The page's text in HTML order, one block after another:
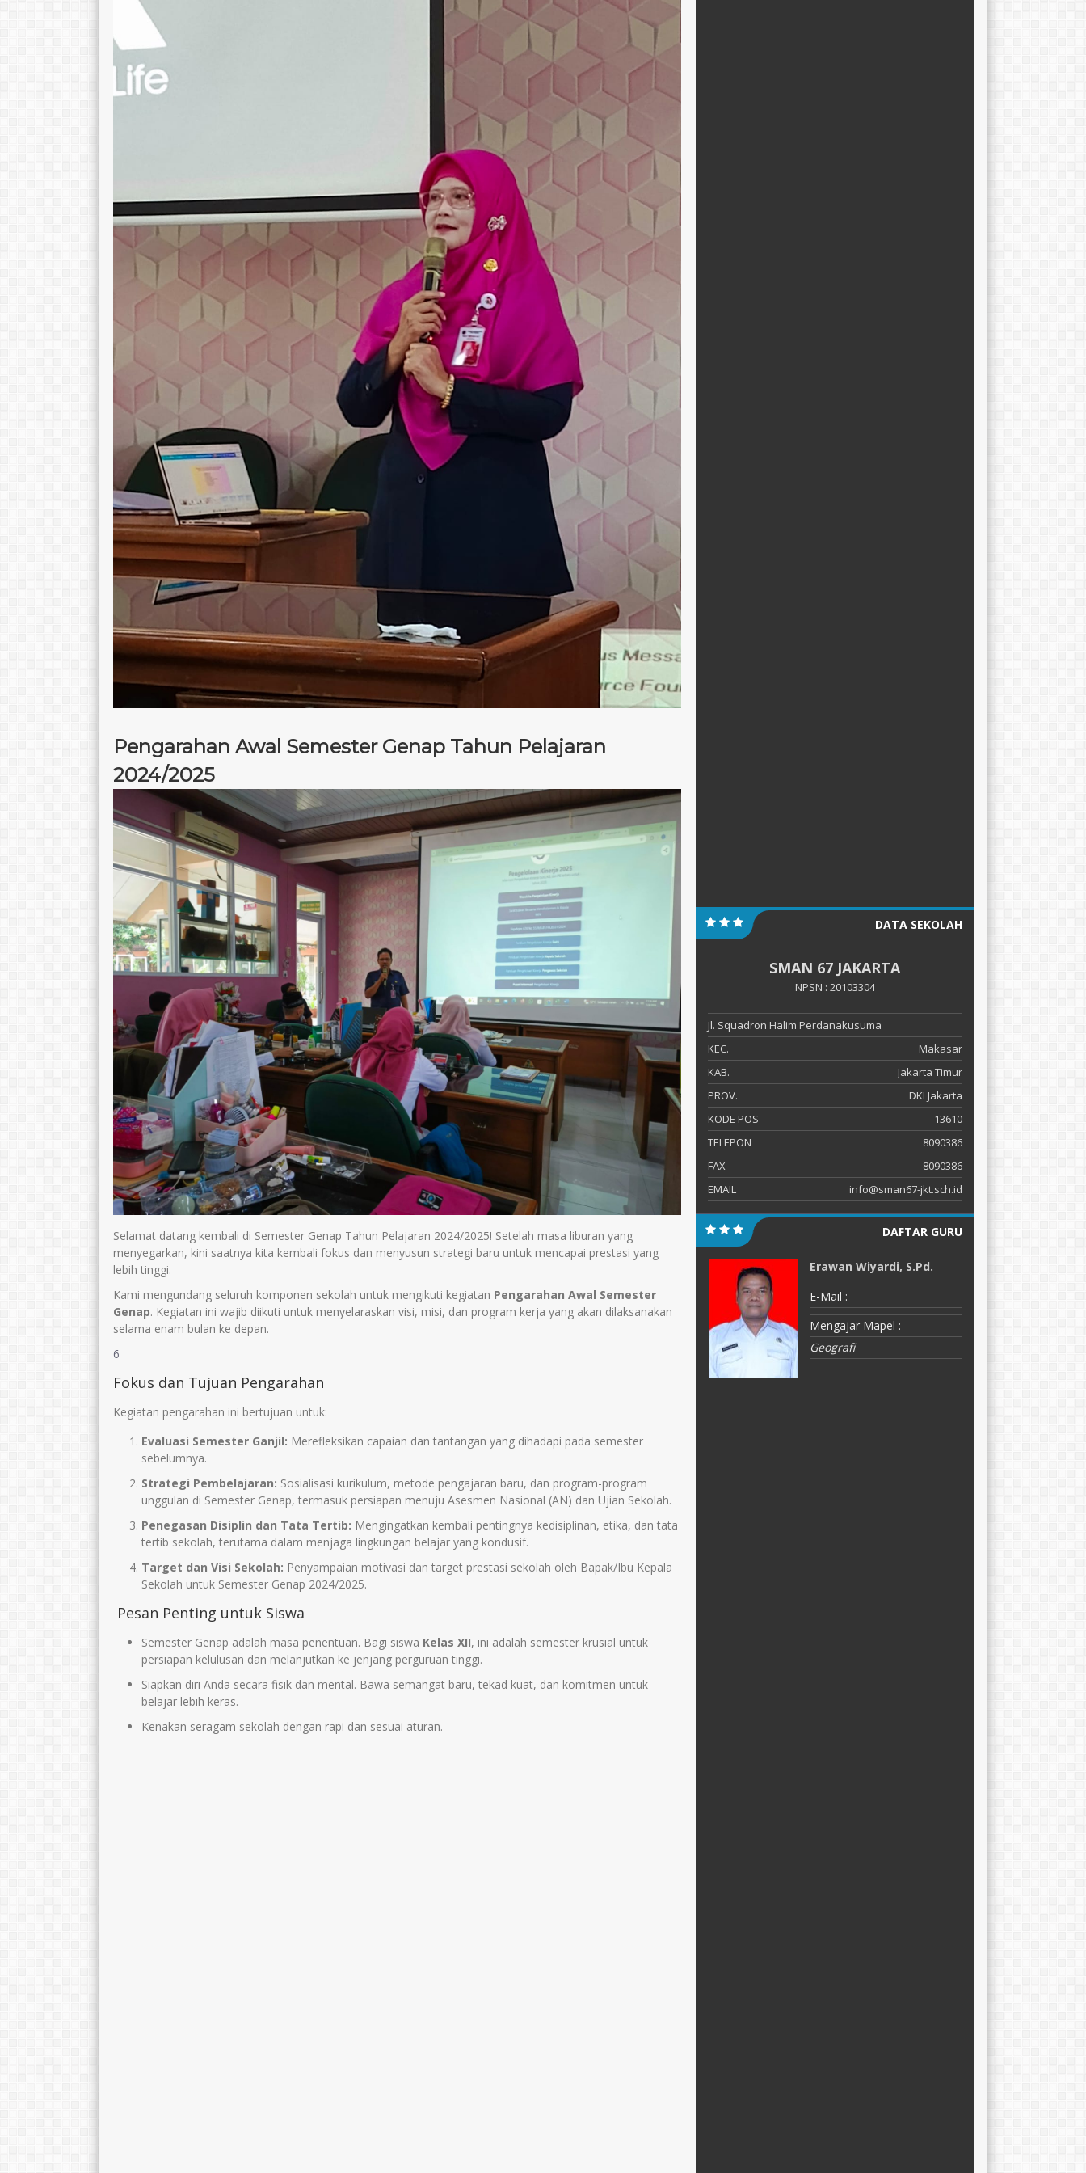
Pengarahan Awal Semester Genap Tahun Pelajaran
2024/2025
Selamat datang kembali di Semester Genap Tahun Pelajaran 2024/2025! Setelah masa liburan yang
menyegarkan, kini saatnya kita kembali fokus dan menyusun strategi baru untuk mencapai prestasi yang
lebih tinggi.
Kami mengundang seluruh komponen sekolah untuk mengikuti kegiatan Pengarahan Awal Semester
Genap. Kegiatan ini wajib diikuti untuk menyelaraskan visi, misi, dan program kerja yang akan dilaksanakan
selama enam bulan ke depan.
6
Fokus dan Tujuan Pengarahan
Kegiatan pengarahan ini bertujuan untuk:
Evaluasi Semester Ganjil: Merefleksikan capaian dan tantangan yang dihadapi pada semester
sebelumnya.
Strategi Pembelajaran: Sosialisasi kurikulum, metode pengajaran baru, dan program-program
unggulan di Semester Genap, termasuk persiapan menuju Asesmen Nasional (AN) dan Ujian Sekolah.
Penegasan Disiplin dan Tata Tertib: Mengingatkan kembali pentingnya kedisiplinan, etika, dan tata
tertib sekolah, terutama dalam menjaga lingkungan belajar yang kondusif.
Target dan Visi Sekolah: Penyampaian motivasi dan target prestasi sekolah oleh Bapak/Ibu Kepala
Sekolah untuk Semester Genap 2024/2025.
Pesan Penting untuk Siswa
Semester Genap adalah masa penentuan. Bagi siswa Kelas XII, ini adalah semester krusial untuk
persiapan kelulusan dan melanjutkan ke jenjang perguruan tinggi.
Siapkan diri Anda secara fisik dan mental. Bawa semangat baru, tekad kuat, dan komitmen untuk
belajar lebih keras.
Kenakan seragam sekolah dengan rapi dan sesuai aturan.
DATA SEKOLAH
SMAN 67 JAKARTA
NPSN : 20103304
Jl. Squadron Halim Perdanakusuma
KEC.
Makasar
KAB.
Jakarta Timur
PROV.
DKI Jakarta
KODE POS
13610
TELEPON
8090386
FAX
8090386
EMAIL
info@sman67-jkt.sch.id
DAFTAR GURU
E-Mail :
E-Mail :
Erawan Wiyardi, S.Pd.
E-Mail :
Mengajar Mapel :
Geografi